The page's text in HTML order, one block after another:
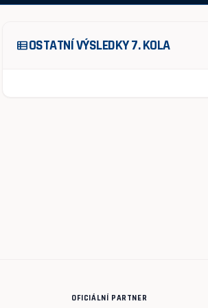
view_listOSTATNÍ VÝSLEDKY 7. KOLA
OFICIÁLNÍ PARTNER